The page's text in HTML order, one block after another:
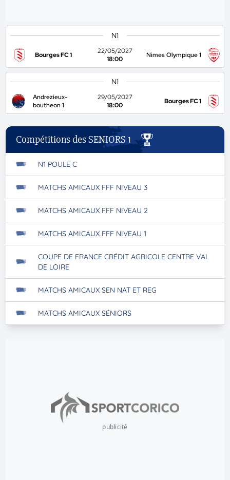
N1
Bourges FC 1
22/05/2027
18:00
Nimes Olympique 1
N1
Andrezieux-
boutheon 1
29/05/2027
18:00
Bourges FC 1
Compétitions des SENIORS 1
N1 POULE C
MATCHS AMICAUX FFF NIVEAU 3
MATCHS AMICAUX FFF NIVEAU 2
MATCHS AMICAUX FFF NIVEAU 1
COUPE DE FRANCE CRÉDIT AGRICOLE CENTRE VAL
DE LOIRE
MATCHS AMICAUX SEN NAT ET REG
MATCHS AMICAUX SÉNIORS